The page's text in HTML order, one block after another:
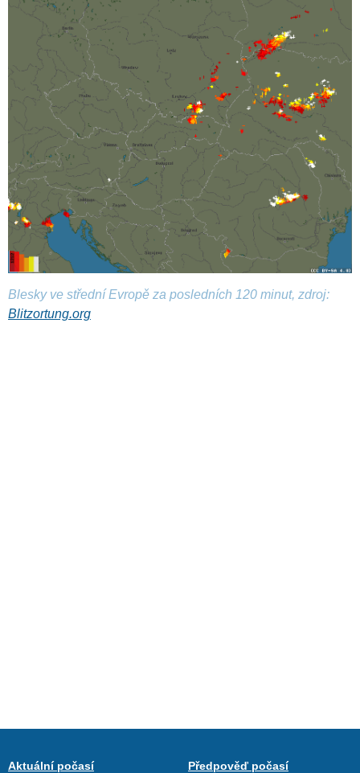
Blesky ve střední Evropě za posledních 120 minut, zdroj:
Blitzortung.org
Aktuální počasí
Předpověď počasí